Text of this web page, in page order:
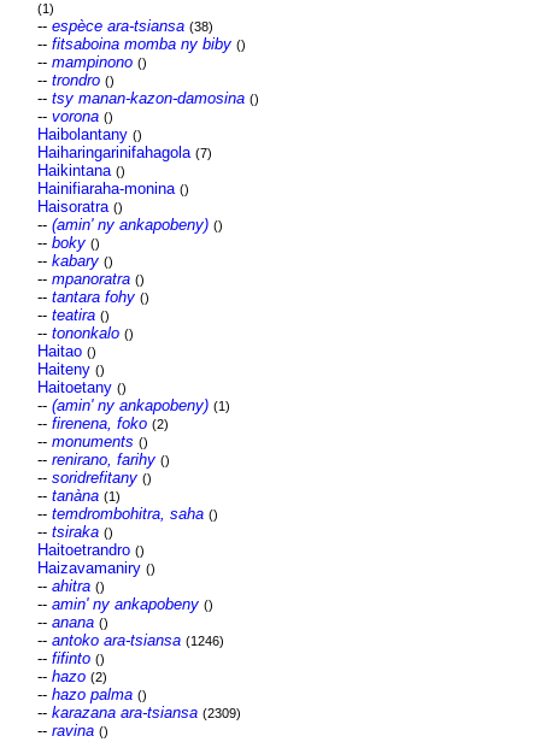
(1)
-- espèce ara-tsiansa (38)
-- fitsaboina momba ny biby ()
-- mampinono ()
-- trondro ()
-- tsy manan-kazon-damosina ()
-- vorona ()
Haibolantany ()
Haiharingarinifahagola (7)
Haikintana ()
Hainifiaraha-monina ()
Haisoratra ()
-- (amin' ny ankapobeny) ()
-- boky ()
-- kabary ()
-- mpanoratra ()
-- tantara fohy ()
-- teatira ()
-- tononkalo ()
Haitao ()
Haiteny ()
Haitoetany ()
-- (amin' ny ankapobeny) (1)
-- firenena, foko (2)
-- monuments ()
-- renirano, farihy ()
-- soridrefitany ()
-- tanàna (1)
-- temdrombohitra, saha ()
-- tsiraka ()
Haitoetrandro ()
Haizavamaniry ()
-- ahitra ()
-- amin' ny ankapobeny ()
-- anana ()
-- antoko ara-tsiansa (1246)
-- fifinto ()
-- hazo (2)
-- hazo palma ()
-- karazana ara-tsiansa (2309)
-- ravina ()